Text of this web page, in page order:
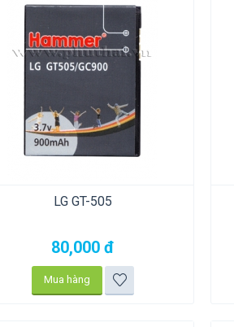
LG GT-505
80,000 đ
Mua hàng